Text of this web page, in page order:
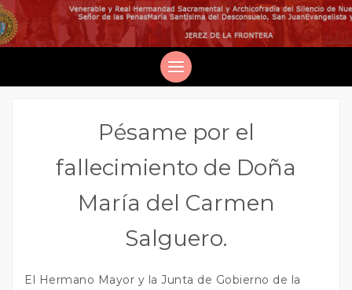
Pésame por el
fallecimiento de Doña
María del Carmen
Salguero.
El Hermano Mayor y la Junta de Gobierno de la